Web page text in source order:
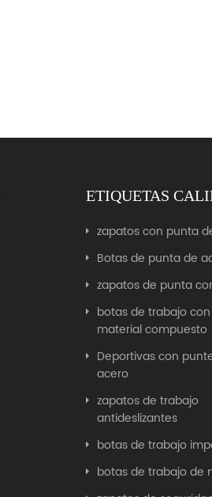
ETIQUETAS
zapatos con punta
Botas de punta de
zapatos de punta
botas de trabajo
material compuesto
Deportivas con
acero
zapatos de trabajo
antideslizantes
botas de trabajo
botas de trabajo de